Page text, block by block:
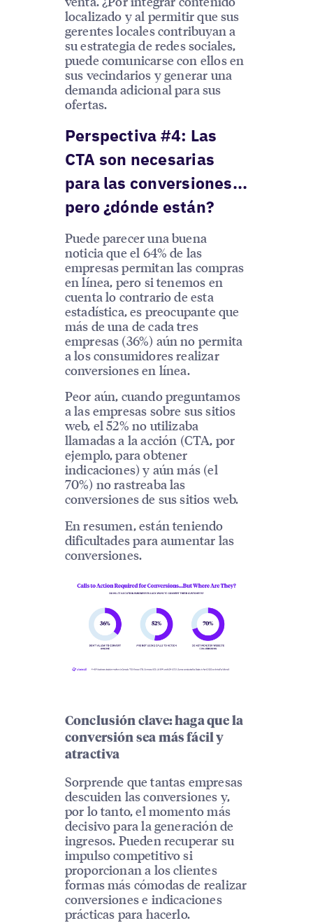
localizado y al permitir que sus
gerentes locales contribuyan a
su estrategia de redes sociales,
puede comunicarse con ellos en
sus vecindarios y generar una
demanda adicional para sus
ofertas.
Perspectiva #4: Las
CTA son necesarias
para las conversiones...
pero ¿dónde están?
Puede parecer una buena
noticia que el 64% de las
empresas permitan las compras
en línea, pero si tenemos en
cuenta lo contrario de esta
estadística, es preocupante que
más de una de cada tres
empresas (36%) aún no permita
a los consumidores realizar
conversiones en línea.
Peor aún, cuando preguntamos
a las empresas sobre sus sitios
web, el 52% no utilizaba
llamadas a la acción (CTA, por
ejemplo, para obtener
indicaciones) y aún más (el
70%) no rastreaba las
conversiones de sus sitios web.
En resumen, están teniendo
dificultades para aumentar las
conversiones.
Conclusión clave: haga que la
conversión sea más fácil y
atractiva
Sorprende que tantas empresas
descuiden las conversiones y,
por lo tanto, el momento más
decisivo para la generación de
ingresos. Pueden recuperar su
impulso competitivo si
proporcionan a los clientes
formas más cómodas de realizar
conversiones e indicaciones
prácticas para hacerlo.